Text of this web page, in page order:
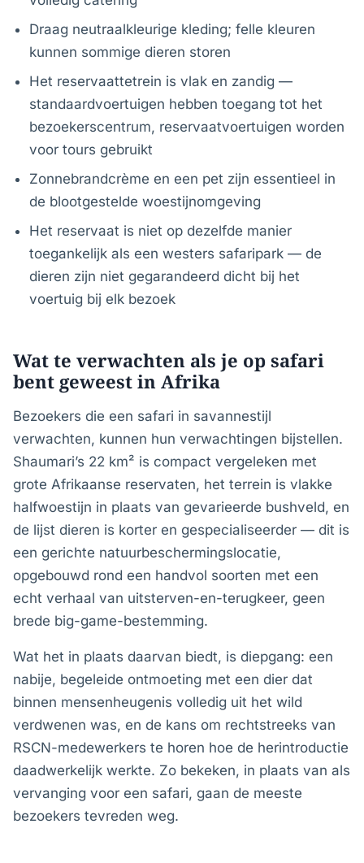
Draag neutraalkleurige kleding; felle kleuren
kunnen sommige dieren storen
Het reservaattetrein is vlak en zandig —
standaardvoertuigen hebben toegang tot het
bezoekerscentrum, reservaatvoertuigen worden
voor tours gebruikt
Zonnebrandcrème en een pet zijn essentieel in
de blootgestelde woestijnomgeving
Het reservaat is niet op dezelfde manier
toegankelijk als een westers safaripark — de
dieren zijn niet gegarandeerd dicht bij het
voertuig bij elk bezoek
Wat te verwachten als je op safari
bent geweest in Afrika
Bezoekers die een safari in savannestijl
verwachten, kunnen hun verwachtingen bijstellen.
Shaumari’s 22 km² is compact vergeleken met
grote Afrikaanse reservaten, het terrein is vlakke
halfwoestijn in plaats van gevarieerde bushveld, en
de lijst dieren is korter en gespecialiseerder — dit is
een gerichte natuurbeschermingslocatie,
opgebouwd rond een handvol soorten met een
echt verhaal van uitsterven-en-terugkeer, geen
brede big-game-bestemming.
Wat het in plaats daarvan biedt, is diepgang: een
nabije, begeleide ontmoeting met een dier dat
binnen mensenheugenis volledig uit het wild
verdwenen was, en de kans om rechtstreeks van
RSCN-medewerkers te horen hoe de herintroductie
daadwerkelijk werkte. Zo bekeken, in plaats van als
vervanging voor een safari, gaan de meeste
bezoekers tevreden weg.